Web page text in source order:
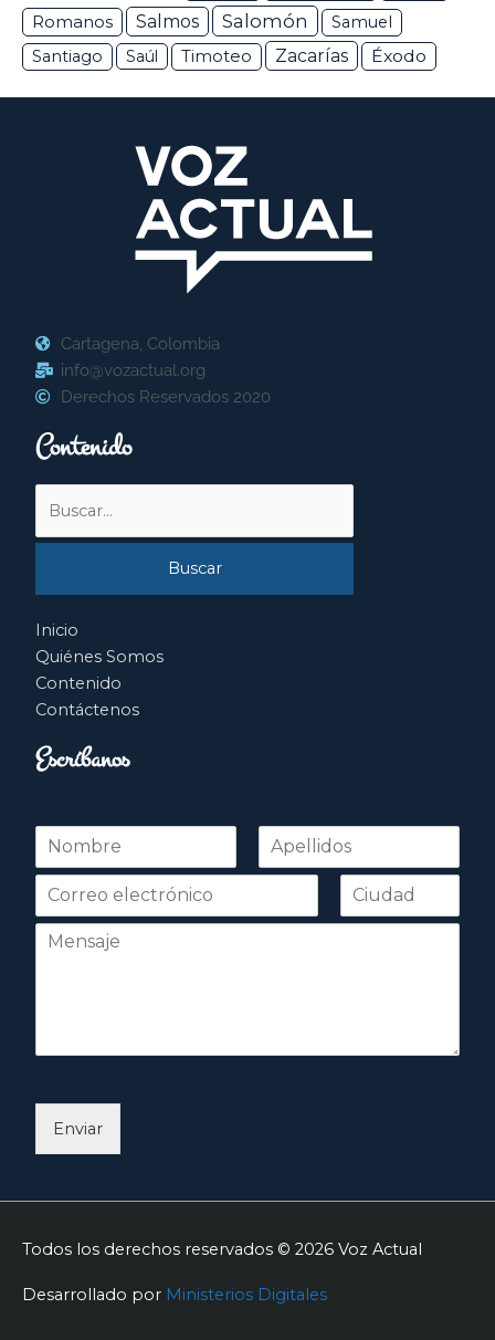
Romanos Salmos Salomón
Samuel
Santiago
Saúl Timoteo Zacarías Éxodo
Cartagena, Colombia
info@vozactual.org
Derechos Reservados 2020
Contenido
por:
Inicio
Quiénes Somos
Contenido
Contáctenos
Escríbanos
N
m
r
Nombre Apellidos
Enviar
Todos los derechos reservados © 2026 Voz Actual
Desarrollado por Ministerios Digitales